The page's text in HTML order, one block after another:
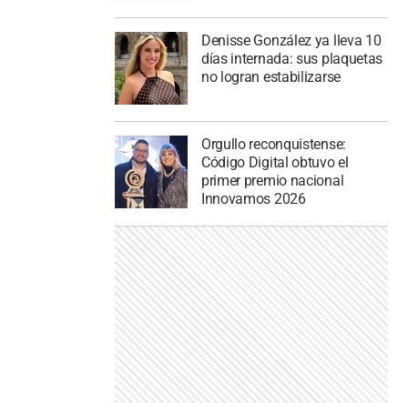
Denisse González ya lleva 10
días internada: sus plaquetas
no logran estabilizarse
Orgullo reconquistense:
Código Digital obtuvo el
primer premio nacional
Innovamos 2026